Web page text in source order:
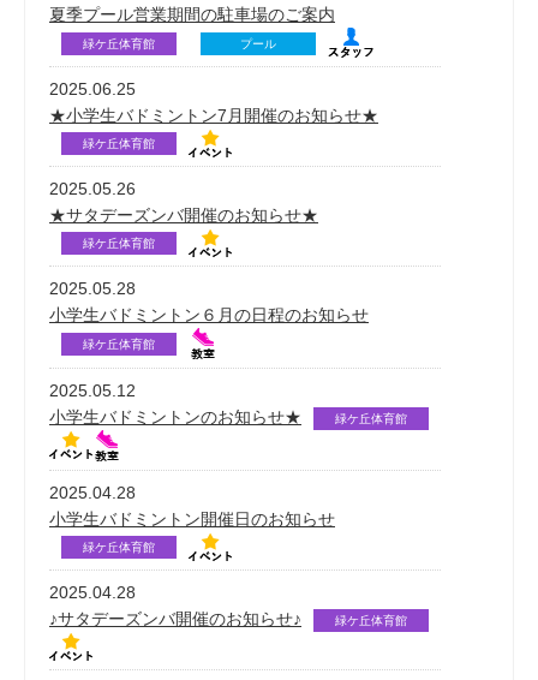
夏季プール営業期間の駐車場のご案内
緑ケ丘体育館 プール
2025.06.25
★小学生バドミントン7月開催のお知らせ★
緑ケ丘体育館
2025.05.26
★サタデーズンバ開催のお知らせ★
緑ケ丘体育館
2025.05.28
小学生バドミントン６月の日程のお知らせ
緑ケ丘体育館
2025.05.12
小学生バドミントンのお知らせ★
緑ケ丘体育館
2025.04.28
小学生バドミントン開催日のお知らせ
緑ケ丘体育館
2025.04.28
♪サタデーズンバ開催のお知らせ♪
緑ケ丘体育館